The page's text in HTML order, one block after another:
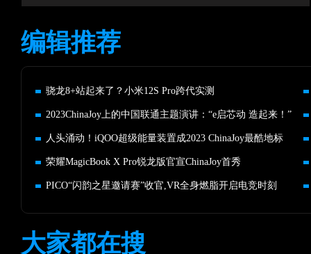
编辑推荐
骁龙8+站起来了？小米12S Pro跨代实测
2023ChinaJoy上的中国联通主题演讲：“e启芯动 造起来！”
人头涌动！iQOO超级能量装置成2023 ChinaJoy最酷地标
荣耀MagicBook X Pro锐龙版官宣ChinaJoy首秀
PICO“闪韵之星邀请赛”收官,VR全身燃脂开启电竞时刻
大家都在搜